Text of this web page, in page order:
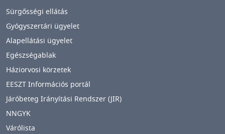
Sürgősségi ellátás
Gyógyszertári ügyelet
Alapellátási ügyelet
Egészségablak
Háziorvosi körzetek
EESZT Információs portál
Járóbeteg Irányítási Rendszer (JIR)
NNGYK
Várólista